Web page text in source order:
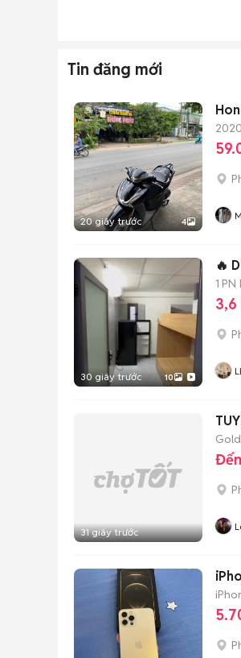
Tin đăng mới
20 giây trước 4
2020
30 giây trước 10
🔥
1 PN
31 giây trước